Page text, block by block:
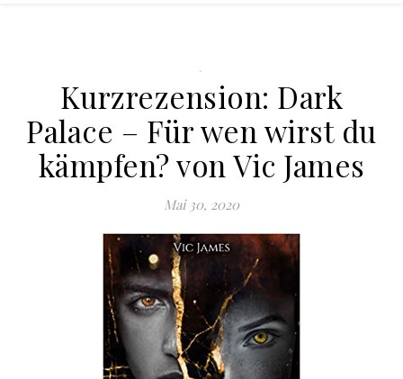
.
Kurzrezension: Dark
Palace – Für wen wirst du
kämpfen? von Vic James
Mai 30, 2020